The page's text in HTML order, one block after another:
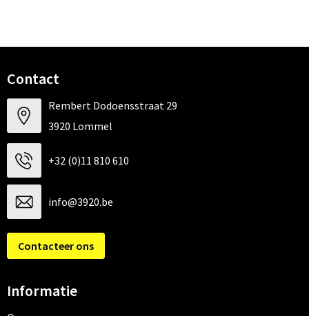
Contact
Rembert Dodoensstraat 29
3920 Lommel
+32 (0)11 810 610
info@3920.be
Contacteer ons
Informatie